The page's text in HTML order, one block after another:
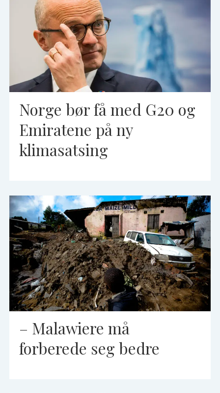
Norge bør få med G20 og
Emiratene på ny
klimasatsing
– Malawiere må
forberede seg bedre